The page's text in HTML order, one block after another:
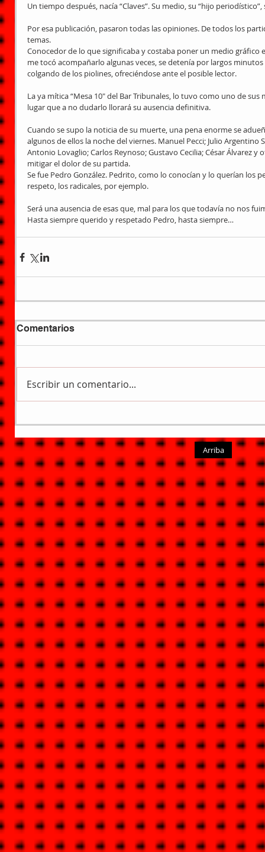
Un tiempo después, nacía “Claves”. Su medio, su “hijo
Por esa publicación, pasaron todas las opiniones. De todos los
temas.
Conocedor de lo que significaba y costaba poner un medio gráfico
me tocó acompañarlo algunas veces, se detenía por largos
colgando de los piolines, ofreciéndose ante el posible lector.
La ya mítica “Mesa 10″ del Bar Tribunales, lo tuvo como uno de
lugar que a no dudarlo llorará su ausencia definitiva.
Cuando se supo la noticia de su muerte, una pena enorme se
algunos de ellos la noche del viernes. Manuel Pecci; Julio
Antonio Lovaglio; Carlos Reynoso; Gustavo Cecilia; César Álvarez
mitigar el dolor de su partida.
Se fue Pedro González. Pedrito, como lo conocían y lo querían los
respeto, los radicales, por ejemplo.
Será una ausencia de esas que, mal para los que todavía no nos
Hasta siempre querido y respetado Pedro, hasta siempre…
Comentarios
Escribir un comentario...
Arriba